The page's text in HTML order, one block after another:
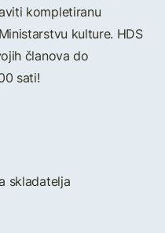
kompletiranu
kulture. HDS
članova do
sati!
skladatelja